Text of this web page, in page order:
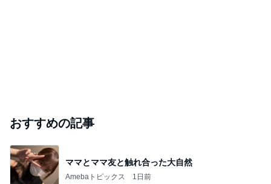
おすすめの記事
ママとママ友と触れ合った大自然
Amebaトピックス 1日前